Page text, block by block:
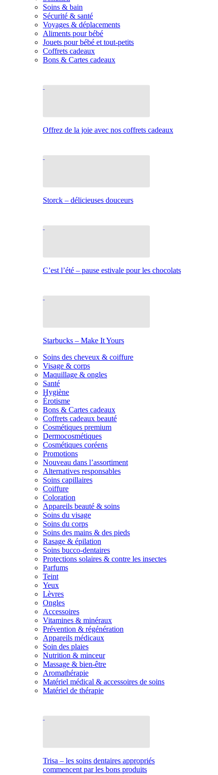
Soins & bain
Sécurité & santé
Voyages & déplacements
Aliments pour bébé
Jouets pour bébé et tout-petits
Coffrets cadeaux
Bons & Cartes cadeaux
Offrez de la joie avec nos coffrets cadeaux
Storck – délicieuses douceurs
C’est l’été – pause estivale pour les chocolats
Starbucks – Make It Yours
Soins des cheveux & coiffure
Visage & corps
Maquillage & ongles
Santé
Hygiène
Érotisme
Bons & Cartes cadeaux
Coffrets cadeaux beauté
Cosmétiques premium
Dermocosmétiques
Cosmétiques coréens
Promotions
Nouveau dans l’assortiment
Alternatives responsables
Soins capillaires
Coiffure
Coloration
Appareils beauté & soins
Soins du visage
Soins du corps
Soins des mains & des pieds
Rasage & épilation
Soins bucco-dentaires
Protections solaires & contre les insectes
Parfums
Teint
Yeux
Lèvres
Ongles
Accessoires
Vitamines & minéraux
Prévention & régénération
Appareils médicaux
Soin des plaies
Nutrition & minceur
Massage & bien-être
Aromathérapie
Matériel médical & accessoires de soins
Matériel de thérapie
Trisa – les soins dentaires appropriés
commencent par les bons produits